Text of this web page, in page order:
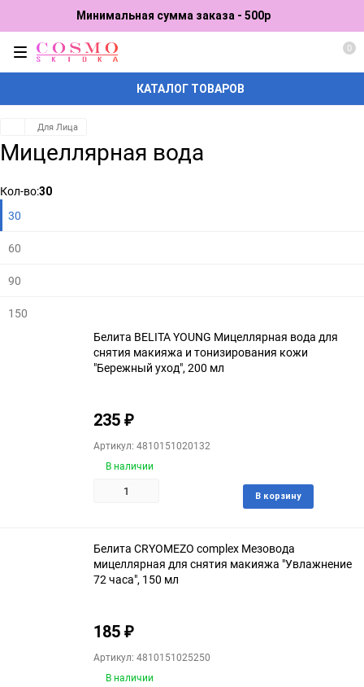
Минимальная сумма заказа - 500р
КАТАЛОГ ТОВАРОВ
0
Для Лица
Мицеллярная вода
Плитка
Подробно
Компактно
Кол-во:30
30
60
90
150
Белита BELITA YOUNG Мицеллярная вода для
снятия макияжа и тонизирования кожи
"Бережный уход", 200 мл
235 ₽
Артикул: 4810151020132
В наличии
В корзину
Белита CRYOMEZO complex Мезовода
мицеллярная для снятия макияжа "Увлажнение
72 часа", 150 мл
185 ₽
Артикул: 4810151025250
В наличии